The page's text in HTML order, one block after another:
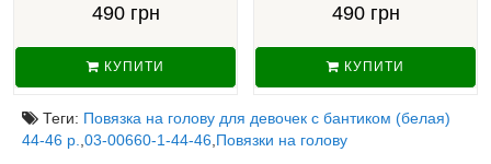
490 грн
КУПИТИ
490 грн
КУПИТИ
Теги: Повязка на голову для девочек с бантиком (белая)
44-46 р. 03-00660-1-44-46 Повязки на голову